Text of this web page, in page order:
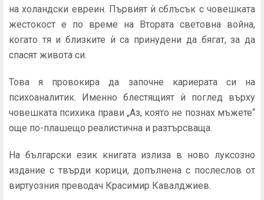
на холандски евреин. Първият ѝ сблъсък с човешката
жестокост е по време на Втората световна война,
когато тя и близките ѝ са принудени да бягат, за да
спасят живота си.
Това я провокира да започне кариерата си на
психоаналитик. Именно блестящият ѝ поглед върху
човешката психика прави „Аз, която не познах мъжете“
още по-плашещо реалистична и разтърсваща.
На български език книгата излиза в ново луксозно
издание с твърди корици, допълнена с послеслов от
виртуозния преводач Красимир Кавалджиев.